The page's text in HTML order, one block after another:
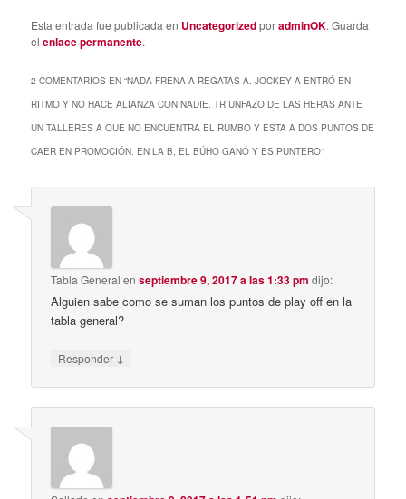
Esta entrada fue publicada en UncategorizedporadminOK. Guarda
elenlace permanente.
2 COMENTARIOS EN “NADA FRENA A REGATAS A. JOCKEY A ENTRÓ EN
RITMO Y NO HACE ALIANZA CON NADIE. TRIUNFAZO DE LAS HERAS ANTE
UN TALLERES A QUE NO ENCUENTRA EL RUMBO Y ESTA A DOS PUNTOS DE
CAER EN PROMOCIÓN. EN LA B, EL BÚHO GANÓ Y ES PUNTERO”
Tabla General enseptiembre 9, 2017 a las 1:33 pm dijo:
Alguien sabe como se suman los puntos de play off en la
tabla general?
Responder ↓